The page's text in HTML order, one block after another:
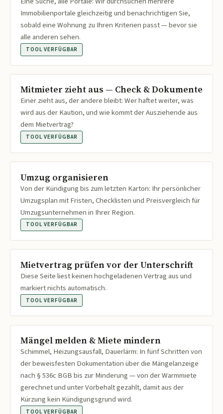
Immobilienportale gleichzeitig und benachrichtigen Sie,
sobald eine Wohnung zu Ihren Kriterien passt — bevor sie
alle anderen sehen.
TOOL VERFÜGBAR
Mitmieter zieht aus — Check & Dokumente
Einer zieht aus, der andere bleibt: Wer haftet weiter, was
wird aus der Kaution, und wie kommt der Ausziehende aus
dem Mietvertrag?
TOOL VERFÜGBAR
Umzug organisieren
Von der Kündigung bis zum letzten Karton: Ihr persönlicher
Umzugsplan mit Fristen, Checklisten und Preisvergleich für
Umzugsunternehmen in Ihrer Region.
TOOL VERFÜGBAR
Mietvertrag prüfen vor der Unterschrift
Diese Seite liest keinen hochgeladenen Vertrag aus und
markiert nichts automatisch.
TOOL VERFÜGBAR
Mängel melden & Miete mindern
Schimmel, Heizungsausfall, Dauerlärm: In fünf Schritten von
der beweisfesten Dokumentation über die Mängelanzeige
nach § 536c BGB bis zur Minderung — von der Warmmiete
gerechnet und unter Vorbehalt gezahlt, damit aus der
Kürzung kein Kündigungsgrund wird.
TOOL VERFÜGBAR